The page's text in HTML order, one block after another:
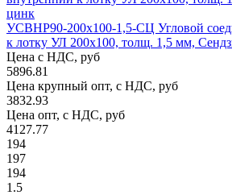
УСВНР90-200х100-1,5-СЦ Угловой
к лотку УЛ 200х100, толщ. 1,5 мм,
Цена с НДС, руб
5896.81
Цена крупный опт, с НДС, руб
3832.93
Цена опт, с НДС, руб
4127.77
194
197
194
1.5